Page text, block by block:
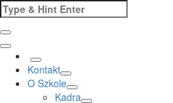
Skip
to
content
Search
for:
Kontakt
O Szkole
Kadra